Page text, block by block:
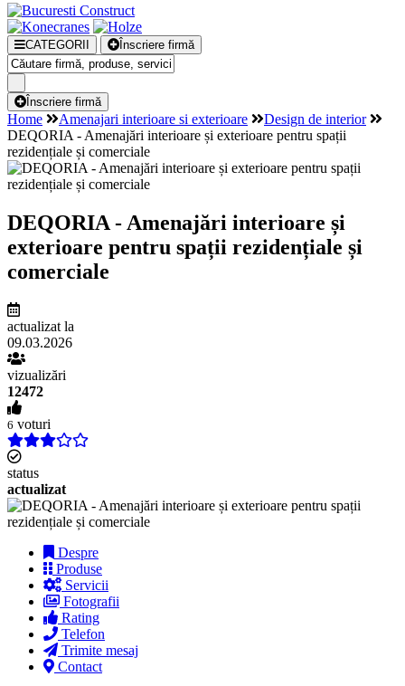
CATEGORII Înscriere firmă
Înscriere firmă
Home Amenajari interioare si exterioare
Design de interior
DEQORIA - Amenajări interioare și exterioare pentru spații
rezidențiale și comerciale
DEQORIA - Amenajări interioare și
exterioare pentru spații rezidențiale și
comerciale
actualizat la
09.03.2026
vizualizări
12472
6 voturi
status
actualizat
Despre
Produse
Servicii
Fotografii
Rating
Telefon
Trimite mesaj
Contact